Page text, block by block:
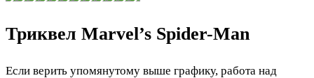
Триквел Marvel’s Spider-Man
Если верить упомянутому выше графику, работа над